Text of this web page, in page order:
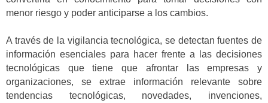
menor riesgo y poder anticiparse a los cambios.
A través de la vigilancia tecnológica, se detectan fuentes de
información esenciales para hacer frente a las decisiones
tecnológicas que tiene que afrontar las empresas y
organizaciones, se extrae información relevante sobre
tendencias tecnológicas, novedades, invenciones,